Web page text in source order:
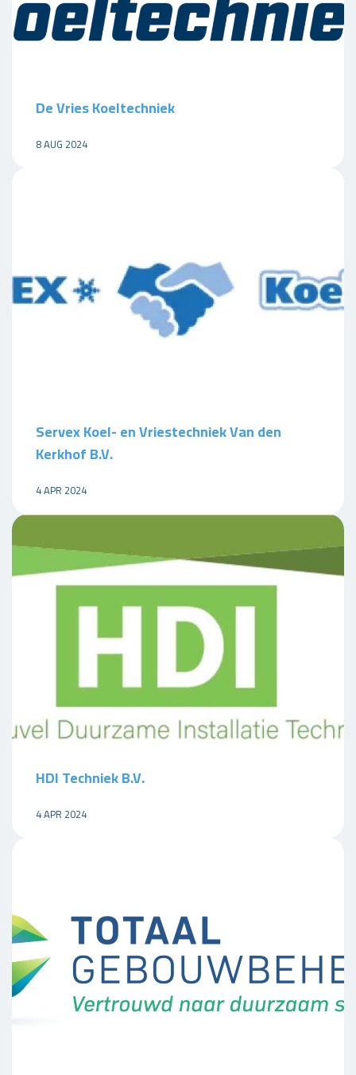
De Vries Koeltechniek
8 AUG 2024
Servex Koel- en Vriestechniek Van den
Kerkhof B.V.
4 APR 2024
HDI Techniek B.V.
4 APR 2024